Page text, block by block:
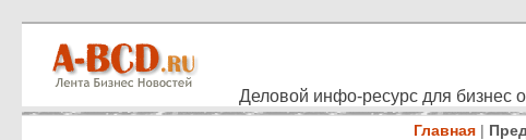
Деловой инфо-ресурс для бизнес
Главная |